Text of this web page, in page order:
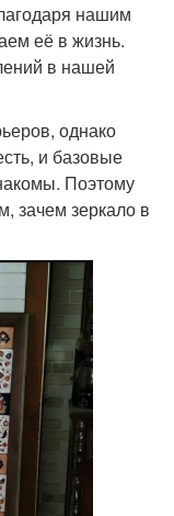
нашим
её в жизнь.
в нашей
однако
и базовые
Поэтому
зачем зеркало в